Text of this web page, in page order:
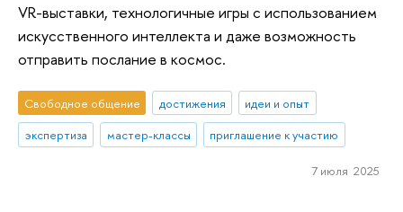
VR-выставки, технологичные игры с использованием
искусственного интеллекта и даже возможность
отправить послание в космос.
Свободное общение достижения
идеи и опыт
экспертиза
мастер-классы приглашение к участию
7 июля 2025